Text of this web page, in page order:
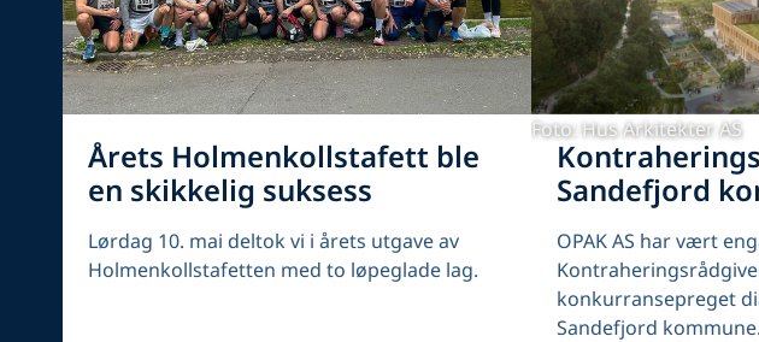
Årets Holmenkollstafett ble
en skikkelig suksess
Lørdag 10. mai deltok vi i årets utgave av
Holmenkollstafetten med to løpeglade lag.
Foto: Hus Arkitekter AS
Sandefjord
OPAK AS har vært
konkurransepreget
Sandefjord kommune.